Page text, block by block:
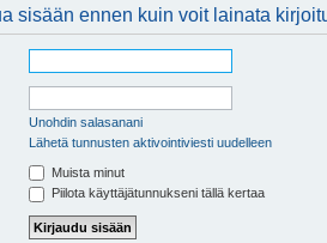
sisään ennen kuin voit lainata
Unohdin salasanani
Lähetä tunnusten aktivointiviesti uudelleen
Muista minut
Piilota käyttäjätunnukseni tällä kertaa